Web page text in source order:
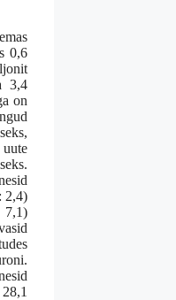
0,6
3,4
on
2,4)
7,1)